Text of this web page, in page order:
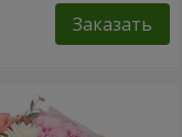
Заказать